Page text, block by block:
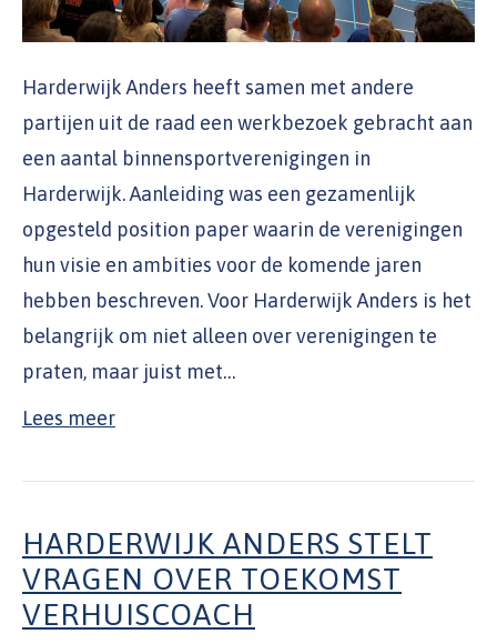
Harderwijk Anders heeft samen met andere
partijen uit de raad een werkbezoek gebracht aan
een aantal binnensportverenigingen in
Harderwijk. Aanleiding was een gezamenlijk
opgesteld position paper waarin de verenigingen
hun visie en ambities voor de komende jaren
hebben beschreven. Voor Harderwijk Anders is het
belangrijk om niet alleen over verenigingen te
praten, maar juist met…
Lees meer
HARDERWIJK ANDERS STELT
VRAGEN OVER TOEKOMST
VERHUISCOACH